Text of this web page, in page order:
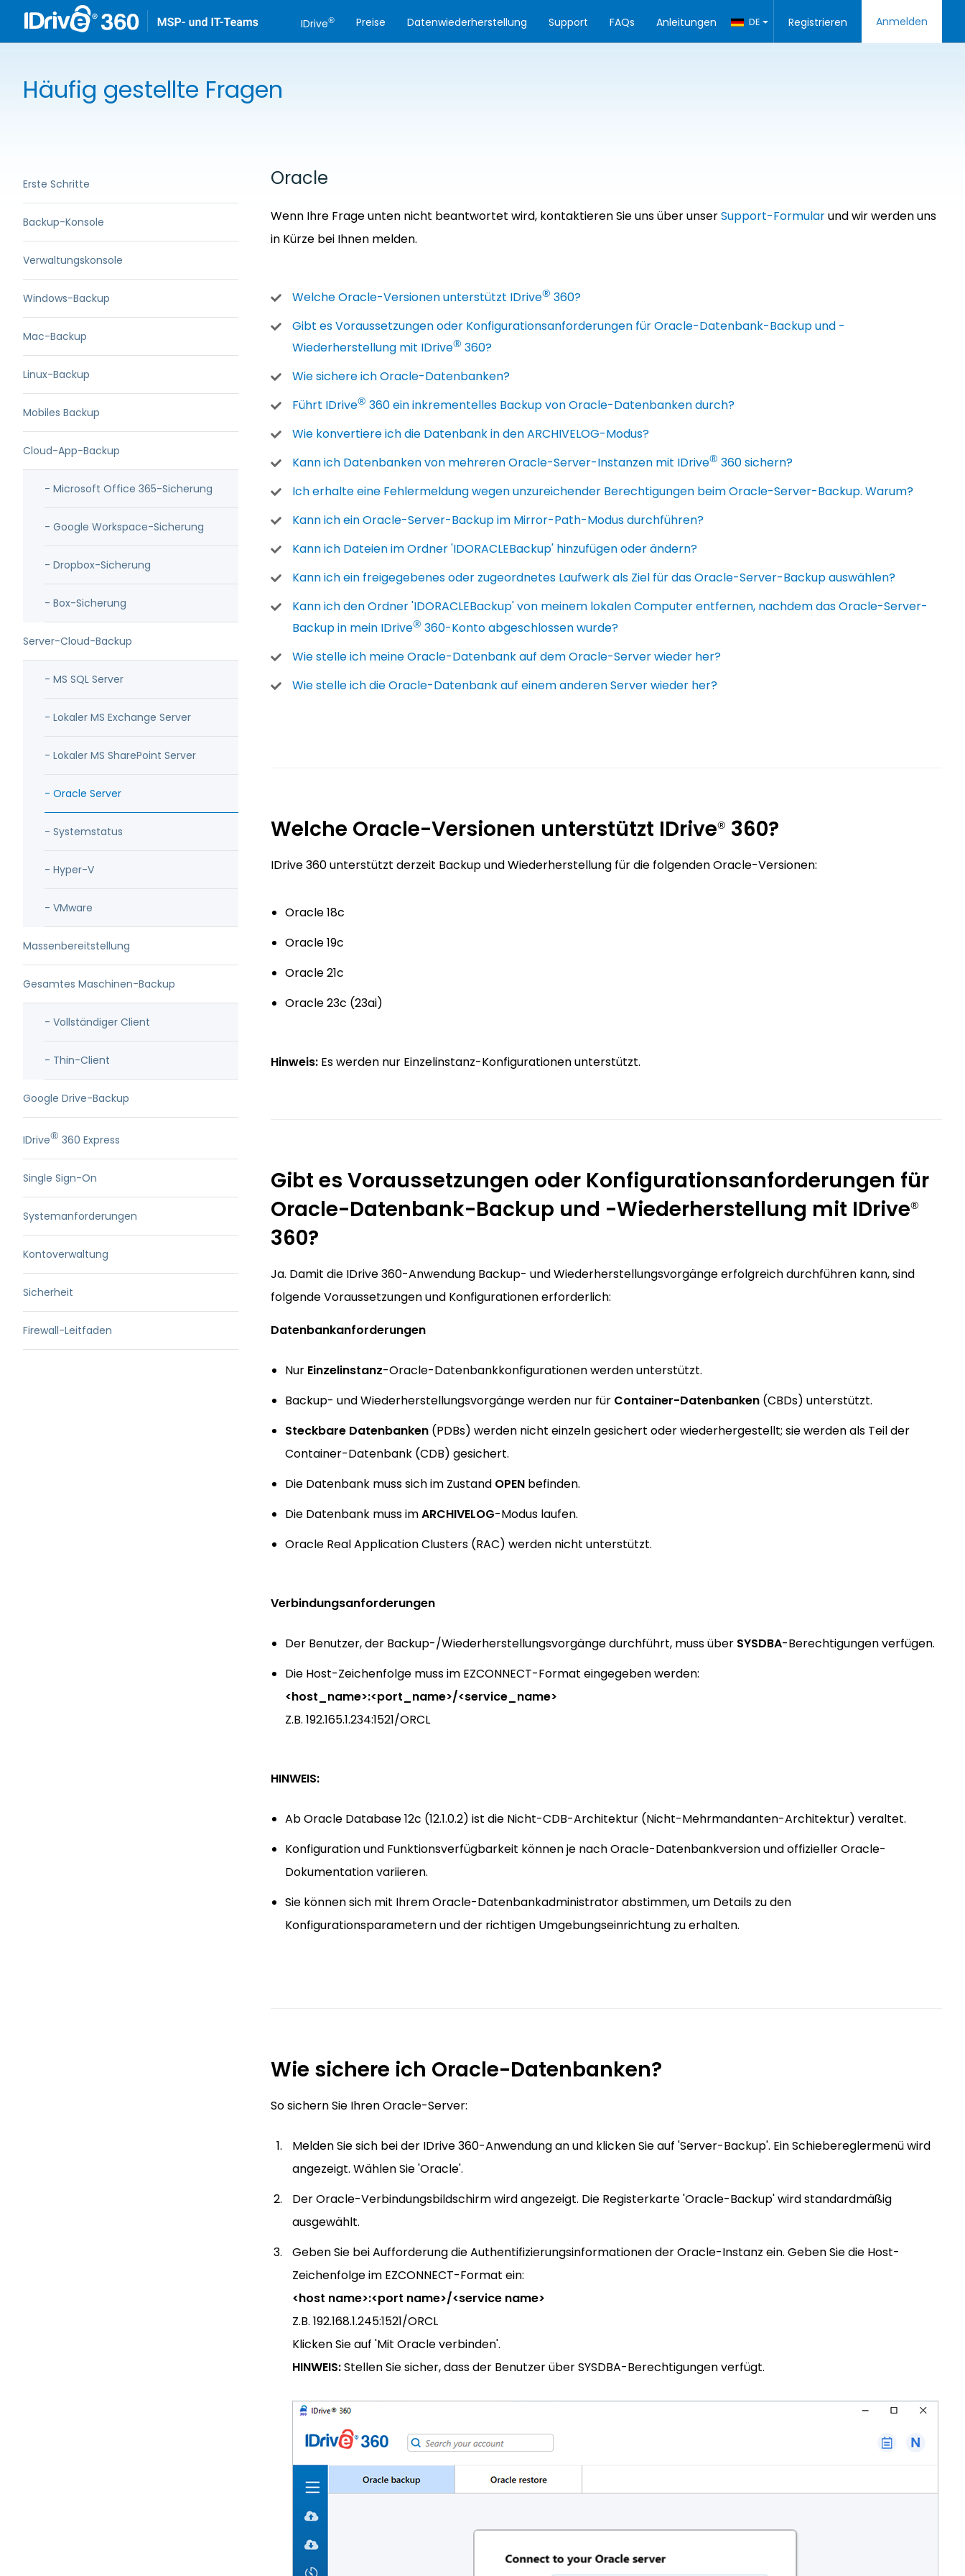
Registrieren Anmelden
DE
IDrive® Preise Datenwiederherstellung Support FAQs Anleitungen
Häufig gestellte Fragen
Erste Schritte
Backup-Konsole
Verwaltungskonsole
Windows-Backup
Mac-Backup
Linux-Backup
Mobiles Backup
Cloud-App-Backup
- Microsoft Office 365-Sicherung
- Google Workspace-Sicherung
- Dropbox-Sicherung
- Box-Sicherung
Server-Cloud-Backup
- MS SQL Server
- Lokaler MS Exchange Server
- Lokaler MS SharePoint Server
- Oracle Server
- Systemstatus
- Hyper-V
- VMware
Massenbereitstellung
Gesamtes Maschinen-Backup
- Vollständiger Client
- Thin-Client
Google Drive-Backup
IDrive® 360 Express
Single Sign-On
Systemanforderungen
Kontoverwaltung
Sicherheit
Firewall-Leitfaden
Oracle
Wenn Ihre Frage unten nicht beantwortet wird, kontaktieren Sie uns über unserSupport-Formularund wir werden uns
in Kürze bei Ihnen melden.
Welche Oracle-Versionen unterstützt IDrive® 360?
Gibt es Voraussetzungen oder Konfigurationsanforderungen für Oracle-Datenbank-Backup und -
Wiederherstellung mit IDrive® 360?
Wie sichere ich Oracle-Datenbanken?
Führt IDrive® 360 ein inkrementelles Backup von Oracle-Datenbanken durch?
Wie konvertiere ich die Datenbank in den ARCHIVELOG-Modus?
Kann ich Datenbanken von mehreren Oracle-Server-Instanzen mit IDrive® 360 sichern?
Ich erhalte eine Fehlermeldung wegen unzureichender Berechtigungen beim Oracle-Server-Backup. Warum?
Kann ich ein Oracle-Server-Backup im Mirror-Path-Modus durchführen?
Kann ich Dateien im Ordner 'IDORACLEBackup' hinzufügen oder ändern?
Kann ich ein freigegebenes oder zugeordnetes Laufwerk als Ziel für das Oracle-Server-Backup auswählen?
Kann ich den Ordner 'IDORACLEBackup' von meinem lokalen Computer entfernen, nachdem das Oracle-Server-
Backup in mein IDrive® 360-Konto abgeschlossen wurde?
Wie stelle ich meine Oracle-Datenbank auf dem Oracle-Server wieder her?
Wie stelle ich die Oracle-Datenbank auf einem anderen Server wieder her?
Welche Oracle-Versionen unterstützt IDrive® 360?
IDrive 360 unterstützt derzeit Backup und Wiederherstellung für die folgenden Oracle-Versionen:
Oracle 18c
Oracle 19c
Oracle 21c
Oracle 23c (23ai)
Hinweis: Es werden nur Einzelinstanz-Konfigurationen unterstützt.
Gibt es Voraussetzungen oder Konfigurationsanforderungen für
Oracle-Datenbank-Backup und -Wiederherstellung mit IDrive®
360?
Ja. Damit die IDrive 360-Anwendung Backup- und Wiederherstellungsvorgänge erfolgreich durchführen kann, sind
folgende Voraussetzungen und Konfigurationen erforderlich:
Datenbankanforderungen
Nur Einzelinstanz-Oracle-Datenbankkonfigurationen werden unterstützt.
Backup- und Wiederherstellungsvorgänge werden nur für Container-Datenbanken (CBDs) unterstützt.
Steckbare Datenbanken (PDBs) werden nicht einzeln gesichert oder wiederhergestellt; sie werden als Teil der
Container-Datenbank (CDB) gesichert.
Die Datenbank muss sich im Zustand OPEN befinden.
Die Datenbank muss imARCHIVELOG-Modus laufen.
Oracle Real Application Clusters (RAC) werden nicht unterstützt.
Verbindungsanforderungen
Der Benutzer, der Backup-/Wiederherstellungsvorgänge durchführt, muss über SYSDBA-Berechtigungen verfügen.
Die Host-Zeichenfolge muss im EZCONNECT-Format eingegeben werden:
<host_name>:<port_name>/<service_name>
Z.B. 192.165.1.234:1521/ORCL
HINWEIS:
Ab Oracle Database 12c (12.1.0.2) ist die Nicht-CDB-Architektur (Nicht-Mehrmandanten-Architektur) veraltet.
Konfiguration und Funktionsverfügbarkeit können je nach Oracle-Datenbankversion und offizieller Oracle-
Dokumentation variieren.
Sie können sich mit Ihrem Oracle-Datenbankadministrator abstimmen, um Details zu den
Konfigurationsparametern und der richtigen Umgebungseinrichtung zu erhalten.
Wie sichere ich Oracle-Datenbanken?
So sichern Sie Ihren Oracle-Server:
Melden Sie sich bei der IDrive 360-Anwendung an und klicken Sie auf 'Server-Backup'. Ein Schiebereglermenü wird
angezeigt. Wählen Sie 'Oracle'.
Der Oracle-Verbindungsbildschirm wird angezeigt. Die Registerkarte 'Oracle-Backup' wird standardmäßig
ausgewählt.
Geben Sie bei Aufforderung die Authentifizierungsinformationen der Oracle-Instanz ein. Geben Sie die Host-
Zeichenfolge im EZCONNECT-Format ein:
<host name>:<port name>/<service name>
Z.B. 192.168.1.245:1521/ORCL
Klicken Sie auf 'Mit Oracle verbinden'.
HINWEIS:Stellen Sie sicher, dass der Benutzer über SYSDBA-Berechtigungen verfügt.